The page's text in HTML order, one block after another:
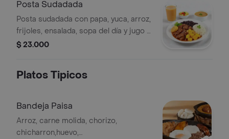
Posta Sudadada
Posta sudadada con papa, yuca, arroz,
frijoles, ensalada, sopa del día y jugo o
guarapo.
$ 23.000
Platos Tipicos
Bandeja Paisa
Arroz, carne molida, chorizo,
chicharron,huevo,